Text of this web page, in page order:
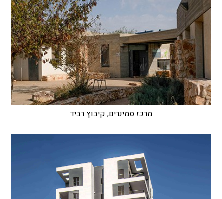
מרכז סמינרים, קיבוץ רביד